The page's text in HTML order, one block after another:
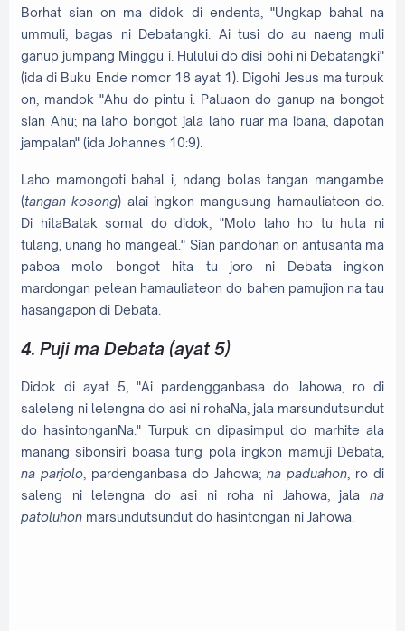
Borhat sian on ma didok di endenta, "Ungkap bahal na
ummuli, bagas ni Debatangki. Ai tusi do au naeng muli
ganup jumpang Minggu i. Hulului do disi bohi ni Debatangki"
(ida di Buku Ende nomor 18 ayat 1). Digohi Jesus ma turpuk
on, mandok "Ahu do pintu i. Paluaon do ganup na bongot
sian Ahu; na laho bongot jala laho ruar ma ibana, dapotan
jampalan" (ida Johannes 10:9).
Laho mamongoti bahal i, ndang bolas tangan mangambe
(tangan kosong) alai ingkon mangusung hamauliateon do.
Di hitaBatak somal do didok, "Molo laho ho tu huta ni
tulang, unang ho mangeal." Sian pandohan on antusanta ma
paboa molo bongot hita tu joro ni Debata ingkon
mardongan pelean hamauliateon do bahen pamujion na tau
hasangapon di Debata.
4. Puji ma Debata (ayat 5)
Didok di ayat 5, "Ai pardengganbasa do Jahowa, ro di
saleleng ni lelengna do asi ni rohaNa, jala marsundutsundut
do hasintonganNa." Turpuk on dipasimpul do marhite ala
manang sibonsiri boasa tung pola ingkon mamuji Debata,
na parjolo , pardenganbasa do Jahowa; na paduahon , ro di
saleng ni lelengna do asi ni roha ni Jahowa; jala na
patoluhon marsundutsundut do hasintongan ni Jahowa.